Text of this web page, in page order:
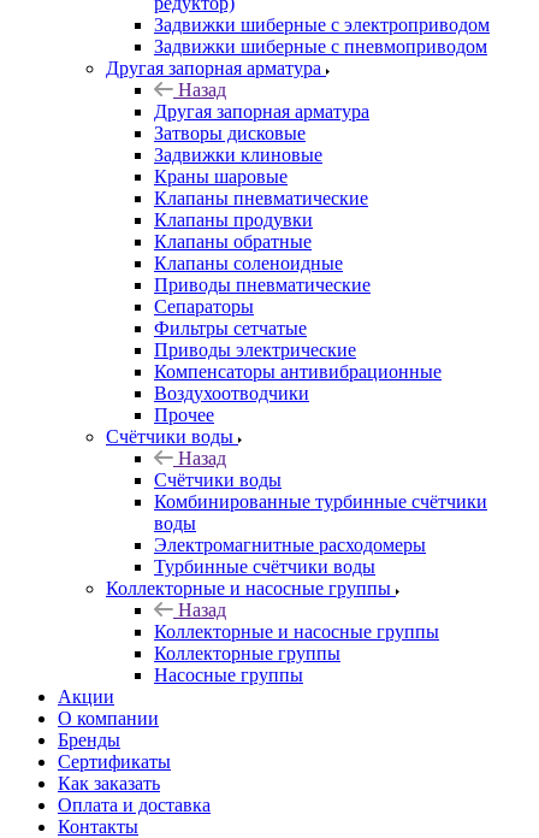
Задвижки шиберные с электроприводом
Задвижки шиберные с пневмоприводом
Другая запорная арматура
Назад
Другая запорная арматура
Затворы дисковые
Задвижки клиновые
Краны шаровые
Клапаны пневматические
Клапаны продувки
Клапаны обратные
Клапаны соленоидные
Приводы пневматические
Сепараторы
Фильтры сетчатые
Приводы электрические
Компенсаторы антивибрационные
Воздухоотводчики
Прочее
Счётчики воды
Назад
Счётчики воды
Комбинированные турбинные счётчики
воды
Электромагнитные расходомеры
Турбинные счётчики воды
Коллекторные и насосные группы
Назад
Коллекторные и насосные группы
Коллекторные группы
Насосные группы
Акции
О компании
Бренды
Сертификаты
Как заказать
Оплата и доставка
Контакты